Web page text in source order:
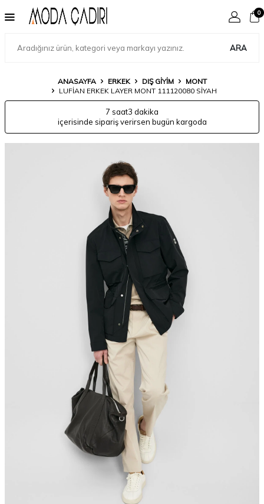
ARA
0
ANASAYFA ERKEK DIŞ GIYIM
MONT
LUFIAN ERKEK LAYER MONT 111120080 SIYAH
7 saat3 dakika
içerisinde sipariş verirsen bugün kargoda